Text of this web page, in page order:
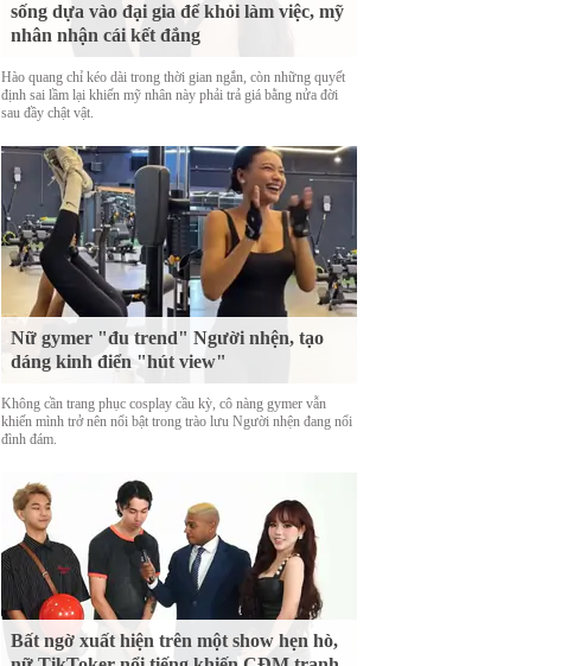
sống dựa vào đại gia để khỏi làm việc, mỹ
nhân nhận cái kết đắng
Hào quang chỉ kéo dài trong thời gian ngắn, còn những quyết
định sai lầm lại khiến mỹ nhân này phải trả giá bằng nửa đời
sau đầy chật vật.
Nữ gymer "đu trend" Người nhện, tạo
dáng kinh điển "hút view"
Không cần trang phục cosplay cầu kỳ, cô nàng gymer vẫn
khiến mình trở nên nổi bật trong trào lưu Người nhện đang nổi
đình đám.
Bất ngờ xuất hiện trên một show hẹn hò,